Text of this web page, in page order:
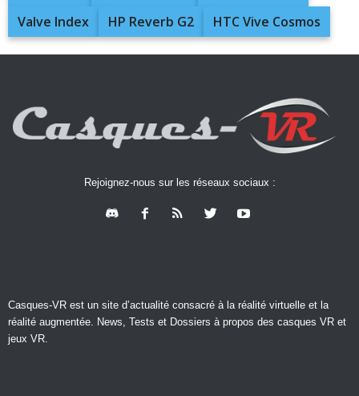
Valve Index
HP Reverb G2 HTC Vive Cosmos
Rejoignez-nous sur les réseaux sociaux :
Casques-VR est un site d’actualité consacré à la réalité virtuelle et la
réalité augmentée. News, Tests et Dossiers à propos des casques VR et
jeux VR.